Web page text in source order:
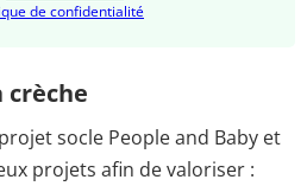
de confidentialité
crèche
socle People and Baby et
projets afin de valoriser :